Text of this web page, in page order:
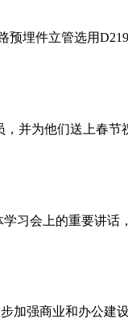
埋件立管选用
并为他们送上春节
习会上的重要讲话
加强商业和办公建